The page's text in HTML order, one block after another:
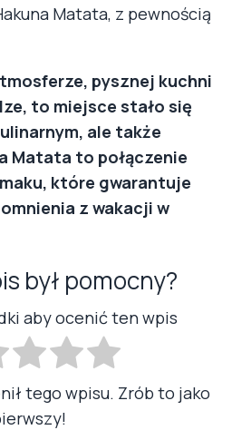
Matata, z pewnością
pysznej kuchni
to miejsce stało się
ale także
Matata to połączenie
które gwarantuje
z wakacji w
był pomocny?
aby ocenić ten wpis
tego wpisu. Zrób to jako